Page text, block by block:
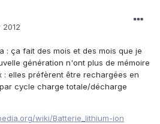
2012
: ça fait des mois et des mois que je
génération n'ont plus de mémoire
: elles préfèrent être rechargées en
cycle charge totale/décharge
wiki/Batterie_lithium-ion